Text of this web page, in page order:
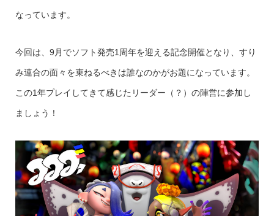
なっています。
今回は、9月でソフト発売1周年を迎える記念開催となり、すり
み連合の面々を束ねるべきは誰なのかがお題になっています。
この1年プレイしてきて感じたリーダー（？）の陣営に参加し
ましょう！